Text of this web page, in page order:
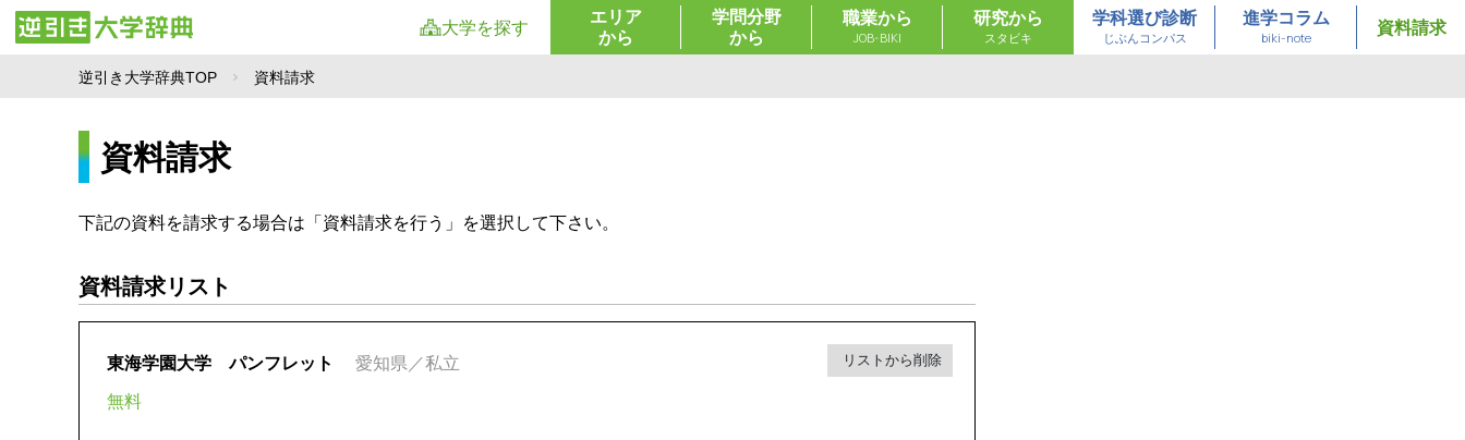
大学を探す
エリア
から
学問分野
から
職業から
JOB-BIKI
研究から
スタビキ
学科選び診断
じぶんコンパス
進学コラム
biki-note
資料請求
逆引き大学辞典TOP 資料請求
資料請求
下記の資料を請求する場合は「資料請求を行う」を選択して下さい。
資料請求リスト
東海学園大学 パンフレット 愛知県／私立
無料
リストから削除